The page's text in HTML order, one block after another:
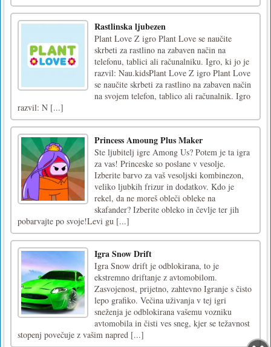
Rastlinska ljubezen
Plant Love Z igro Plant Love se naučite
skrbeti za rastlino na zabaven način na
telefonu, tablici ali računalniku. Igro, ki jo je
razvil: Nau.kidsPlant Love Z igro Plant Love
se naučite skrbeti za rastlino na zabaven način
na svojem telefon, tablico ali računalnik. Igro
razvil: N [...]
Princess Amoung Plus Maker
Ste ljubitelj igre Among Us? Potem je ta igra
za vas! Princeske so poslane v vesolje.
Izberite barvo za vaš vesoljski kombinezon,
veliko ljubkih frizur in dodatkov. Kdo je
rekel, da ne moreš obleči obleke na
skafander? Izberite obleko in čevlje ter jih
pobarvajte po svoje!Levi gu [...]
Igra Snow Drift
Igra Snow drift je odblokirana, to je
ekstremno driftanje z avtomobilom.
Zasvojenost, prijetno, zahtevno Igranje s čisto
lepo grafiko. Večina uživanja v tej igri
sneženja je odblokirana vašemu vozniku
avtomobila in čisti ves sneg, kjer se težavnost
stopenj povečuje z vašim napred [...]